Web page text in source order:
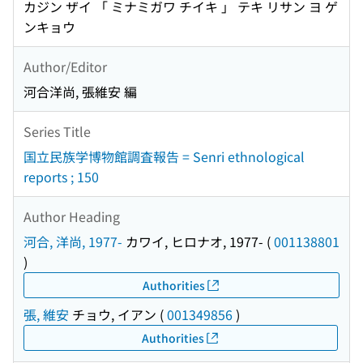
カジン ザイ 「 ミナミガワ チイキ 」 テキ リサン ヨ ゲ
ンキョウ
Author/Editor
河合洋尚, 張維安 編
Series Title
国立民族学博物館調査報告 = Senri ethnological
reports ; 150
Author Heading
河合, 洋尚, 1977- カワイ, ヒロナオ, 1977- (001138801
)
Authorities
張, 維安 チョウ, イアン (001349856)
Authorities